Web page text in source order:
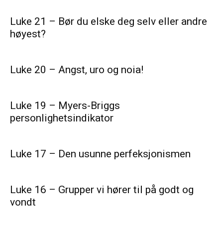
Luke 21 – Bør du elske deg selv eller andre
høyest?
Luke 20 – Angst, uro og noia!
Luke 19 – Myers-Briggs
personlighetsindikator
Luke 17 – Den usunne perfeksjonismen
Luke 16 – Grupper vi hører til på godt og
vondt